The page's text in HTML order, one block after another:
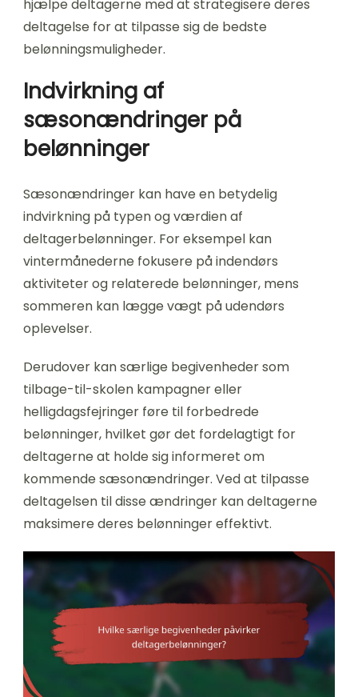
hjælpe deltagerne med at strategisere deres
deltagelse for at tilpasse sig de bedste
belønningsmuligheder.
Indvirkning af
sæsonændringer på
belønninger
Sæsonændringer kan have en betydelig
indvirkning på typen og værdien af
deltagerbelønninger. For eksempel kan
vintermånederne fokusere på indendørs
aktiviteter og relaterede belønninger, mens
sommeren kan lægge vægt på udendørs
oplevelser.
Derudover kan særlige begivenheder som
tilbage-til-skolen kampagner eller
helligdagsfejringer føre til forbedrede
belønninger, hvilket gør det fordelagtigt for
deltagerne at holde sig informeret om
kommende sæsonændringer. Ved at tilpasse
deltagelsen til disse ændringer kan deltagerne
maksimere deres belønninger effektivt.